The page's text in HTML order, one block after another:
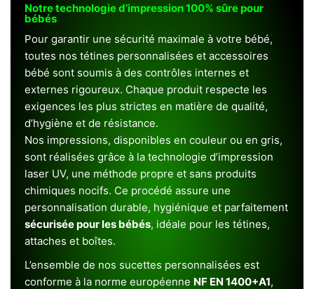
Notre technologie d’impression 100% sûre pour
bébés
Pour garantir une sécurité maximale à votre bébé,
toutes nos tétines personnalisées et accessoires
bébé sont soumis à des contrôles internes et
externes rigoureux. Chaque produit respecte les
exigences les plus strictes en matière de qualité,
d’hygiène et de résistance.
Nos impressions, disponibles en couleur ou en gris,
sont réalisées grâce à la technologie d’impression
laser UV, une méthode propre et sans produits
chimiques nocifs. Ce procédé assure une
personnalisation durable, hygiénique et parfaitement
sécurisée pour les bébés, idéale pour les tétines,
attaches et boîtes.
L’ensemble de nos sucettes personnalisées est
conforme à la norme européenne NF EN 1400+A1,